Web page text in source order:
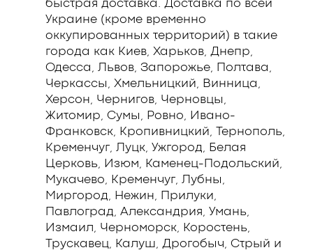
быстрая доставка. Доставка по всей
Украине (кроме временно
оккупированных территорий) в такие
города как Киев, Харьков, Днепр,
Одесса, Львов, Запорожье, Полтава,
Черкассы, Хмельницкий, Винница,
Херсон, Чернигов, Черновцы,
Житомир, Сумы, Ровно, Ивано-
Франковск, Кропивницкий, Тернополь,
Кременчуг, Луцк, Ужгород, Белая
Церковь, Изюм, Каменец-Подольский,
Мукачево, Кременчуг, Лубны,
Миргород, Нежин, Прилуки,
Павлоград, Александрия, Умань,
Измаил, Черноморск, Коростень,
Трускавец, Калуш, Дрогобыч, Стрый и